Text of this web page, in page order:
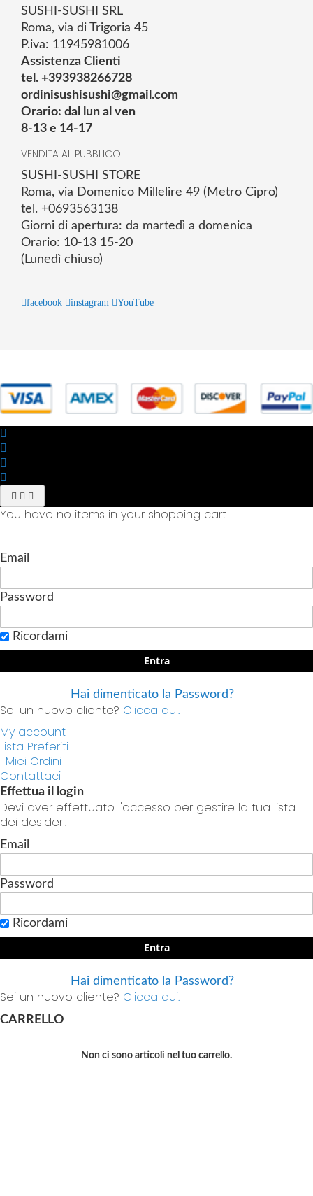
SUSHI-SUSHI SRL
Roma, via di Trigoria 45
P.iva: 11945981006
Assistenza Clienti
tel. +393938266728
ordinisushisushi@gmail.com
Orario: dal lun al ven
8-13 e 14-17
VENDITA AL PUBBLICO
SUSHI-SUSHI STORE
Roma, via Domenico Millelire 49 (Metro Cipro)
tel. +0693563138
Giorni di apertura: da martedì a domenica
Orario: 10-13 15-20
(Lunedì chiuso)
facebook instagram YouTube
You have no items in your shopping cart
Email
Password
Ricordami
Entra
Hai dimenticato la Password?
Sei un nuovo cliente? Clicca qui.
My account
Lista Preferiti
I Miei Ordini
Contattaci
Effettua il login
Devi aver effettuato l'accesso per gestire la tua lista
dei desideri.
Email
Password
Ricordami
Entra
Hai dimenticato la Password?
Sei un nuovo cliente? Clicca qui.
CARRELLO
Non ci sono articoli nel tuo carrello.